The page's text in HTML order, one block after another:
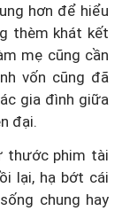
hơn để hiểu
thèm khát kết
mẹ cũng cần
vốn cũng đã
gia đình giữa
đại.
thước phim tài
lại, hạ bớt cái
chung hay